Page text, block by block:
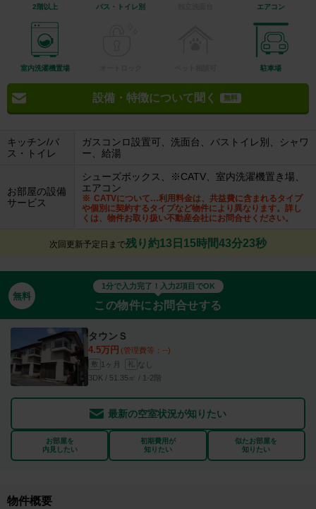
2階以上 バス・トイレ別 エアコン
室内洗濯機置場 駐車場
設備・特徴について聞く 無料
キッチン/バ
ス・トイレ
ガスコンロ設置可、洗面台、バストイレ別、シャワ
ー、給湯
お部屋の設備
サービス
シューズボックス、※CATV、室内洗濯機置き場、
エアコン
CATVについて…利用料金は、共益費に含まれるタイプ
や個別に契約するタイプなど物件により異なります。詳し
くは、物件お取り扱い不動産会社にお問合せください。
次回更新予定日まで残り約13日15時間43分22秒
無料
1分で入力完了！入力2項目でOK
この物件にお問合せする
タウンＳ
4.5万円 (管理費等：--)
敷 1ヶ月 礼 なし
3DK / 51.35㎡ / 1-2階
最新の空室状況が知りたい
お部屋を
内見したい
初期費用が
知りたい
似たお部屋を
知りたい
物件概要